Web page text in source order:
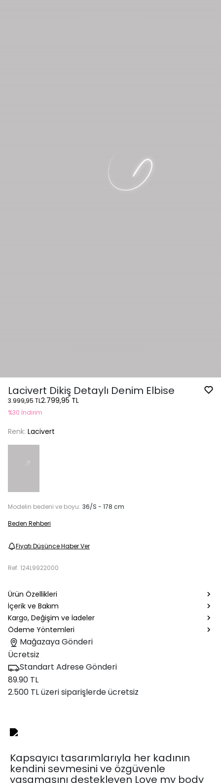
Lacivert Dikiş Detaylı Denim Elbise
3.999,95 TL2.799,95 TL
%30 İndirim
Renk: Lacivert
Modelin bedeni ve boyu: 36/S - 178 cm
Beden Rehberi
Fiyatı Düşünce Haber Ver
Ref. 124L9922000
Ürün Özellikleri
İçerik ve Bakım
Kargo, Değişim ve İadeler
Ödeme Yöntemleri
Mağazaya Gönderi
Ücretsiz
Standart Adrese Gönderi
89.90 TL
2.500 TL üzeri siparişlerde ücretsiz
Kapsayıcı tasarımlarıyla her kadının
kendini sevmesini ve özgüvenle
yaşamasını destekleyen Love my body